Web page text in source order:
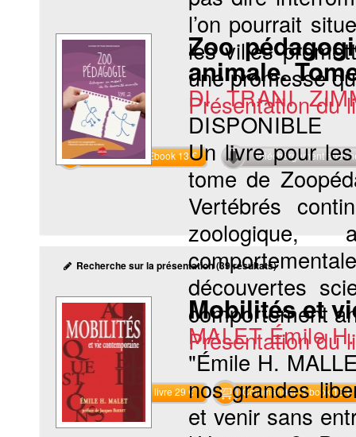
l’on pourrait
les villes
une promesse
Présentation du
Commander l'Ebook 13 € Téléchargement
Zoo
animale.
DI TRANI
DISPONIBLE
Un livre pour
tome de
Vertébrés
zoologique,
découvertes
comportement
Présentation du
Commander le livre 29 € Commander l'Ebook 18 €
Recherche sur la présentation (39 résultats)
Mobilités et
MALET Émile H.
"Émile H.
nos grandes
et venir sans